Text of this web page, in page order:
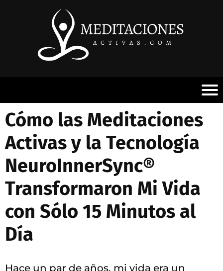
Cómo las Meditaciones
Activas y la Tecnología
NeuroInnerSync®
Transformaron Mi Vida
con Sólo 15 Minutos al
Día
Hace un par de años, mi vida era un